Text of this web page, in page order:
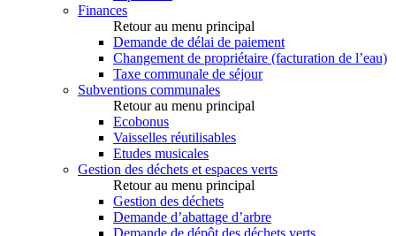
Finances
Retour au menu principal
Demande de délai de paiement
Changement de propriétaire (facturation de l’eau)
Taxe communale de séjour
Subventions communales
Retour au menu principal
Ecobonus
Vaisselles réutilisables
Etudes musicales
Gestion des déchets et espaces verts
Retour au menu principal
Gestion des déchets
Demande d’abattage d’arbre